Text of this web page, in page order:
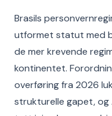
Brasils
utformet statut med
de mer krevende
kontinentet.
overføring fra 2026
strukturelle gapet, og